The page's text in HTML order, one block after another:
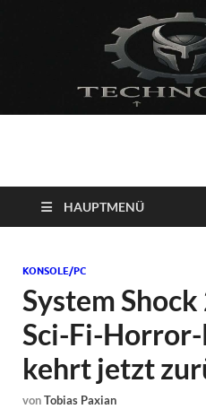
und
News
Blockbuster, Indie-Perlen und
HAUPTMENÜ
KONSOLE/PC
System
Sci-Fi-
kehrt jetzt
vonTobias Paxian